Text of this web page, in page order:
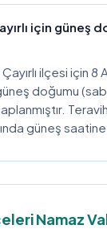
için güneş
ilçesi için
doğumu
güneş
Namaz